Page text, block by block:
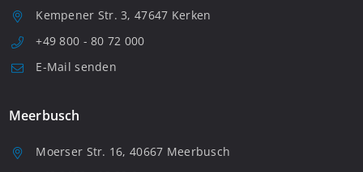
Kempener Str. 3, 47647 Kerken
+49 800 - 80 72 000
E-Mail senden
Meerbusch
Moerser Str. 16, 40667 Meerbusch